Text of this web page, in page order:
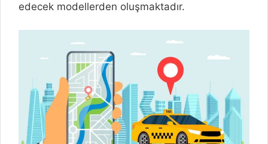
edecek modellerden oluşmaktadır.